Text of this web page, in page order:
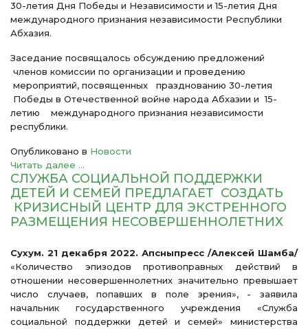
30-летия Дня Победы и Независимости и 15-летия Дня
международного признания независимости Республики
Абхазия.
Заседание посвящалось обсуждению предложений
членов комиссии по организации и проведению
мероприятий, посвященных празднованию 30-летия
Победы в Отечественной войне народа Абхазии и 15-
летию международного признания независимости
республики.
Опубликовано в Новости
Читать далее ...
СЛУЖБА СОЦИАЛЬНОЙ ПОДДЕРЖКИ
ДЕТЕЙ И СЕМЕЙ ПРЕДЛАГАЕТ СОЗДАТЬ
КРИЗИСНЫЙ ЦЕНТР ДЛЯ ЭКСТРЕННОГО
РАЗМЕЩЕНИЯ НЕСОВЕРШЕННОЛЕТНИХ
Сухум. 21 декабря 2022. Апсныпресс /Алексей Шамба/
«Количество эпизодов противоправных действий в
отношении несовершеннолетних значительно превышает
число случаев, попавших в поле зрения», - заявила
начальник государственного учреждения «Служба
социальной поддержки детей и семей» министерства